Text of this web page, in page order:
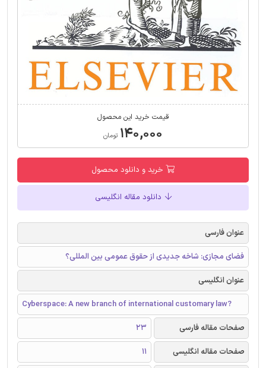
قیمت خرید این محصول
۱۴۰,۰۰۰ تومان
خرید و دانلود محصول
دانلود مقاله انگلیسی
عنوان فارسی
فضای مجازی: شاخه جدیدی از حقوق عمومی بین المللی؟
عنوان انگلیسی
Cyberspace: A new branch of international customary law?
صفحات مقاله فارسی
23
صفحات مقاله انگلیسی
11